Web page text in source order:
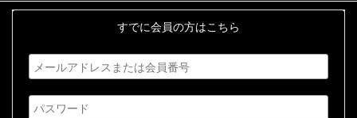
すでに会員の方はこちら